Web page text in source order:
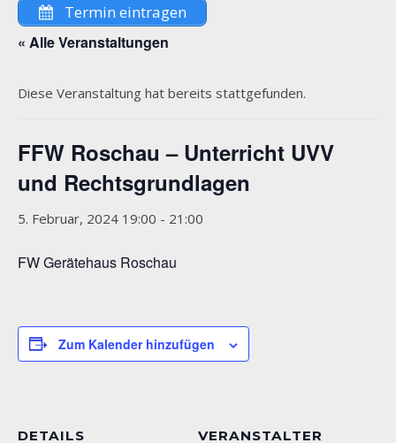
Termin eintragen
« Alle Veranstaltungen
Diese Veranstaltung hat bereits stattgefunden.
FFW Roschau – Unterricht UVV
und Rechtsgrundlagen
5. Februar, 2024 19:00 - 21:00
FW Gerätehaus Roschau
Zum Kalender hinzufügen
DETAILS VERANSTALTER